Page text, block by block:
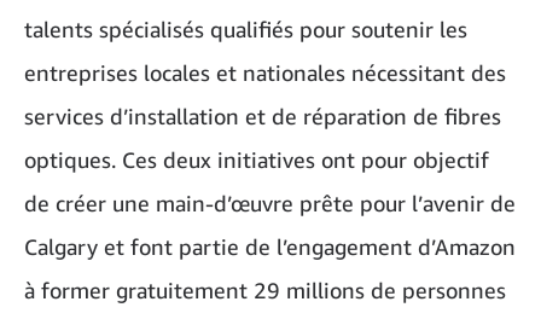
talents spécialisés qualifiés pour soutenir les
entreprises locales et nationales nécessitant des
services d’installation et de réparation de fibres
optiques. Ces deux initiatives ont pour objectif
de créer une main-d’œuvre prête pour l’avenir de
Calgary et font partie de l’engagement d’Amazon
à former gratuitement 29 millions de personnes